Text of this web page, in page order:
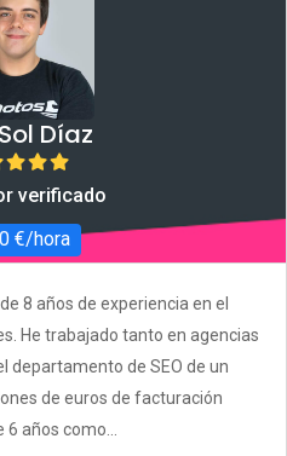
Díaz
verificado
€/hora
8 años de experiencia en el
He trabajado tanto en agencias
departamento de SEO de un
de euros de facturación
años como...